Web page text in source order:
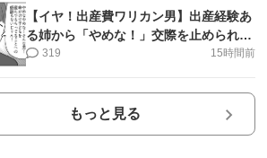
【イヤ！出産費ワリカン男】出産経験あ
る姉から「やめな！」交際を止められ＜
第12話＞#4コマ母道場
15時間前
319
もっと見る